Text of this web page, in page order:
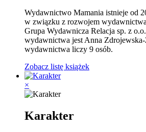
Wydawnictwo Mamania istnieje od
w związku z rozwojem
Grupa Wydawnicza Relacja sp. z
wydawnictwa jest Anna
wydawnictwa liczy 9 osób.
Zobacz listę książek
×
Karakter